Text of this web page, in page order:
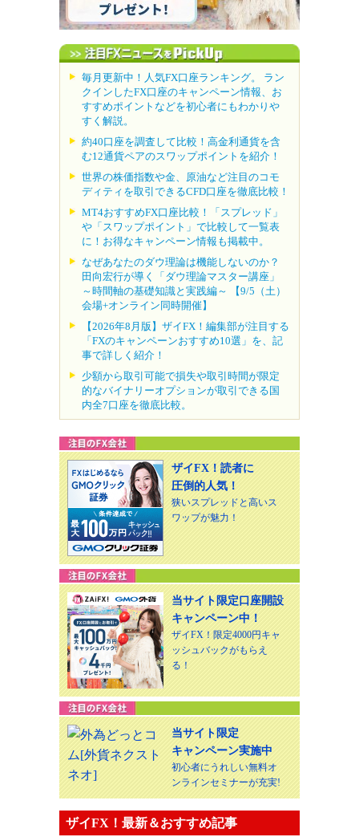
毎月更新中！人気FX口座ランキング。 ラン
クインしたFX口座のキャンペーン情報、お
すすめポイントなどを初心者にもわかりや
すく解説。
約40口座を調査して比較！高金利通貨を含
む12通貨ペアのスワップポイントを紹介！
世界の株価指数や金、原油など注目のコモ
ディティを取引できるCFD口座を徹底比較！
MT4おすすめFX口座比較！「スプレッド」
や「スワップポイント」で比較して一覧表
に！お得なキャンペーン情報も掲載中。
なぜあなたのダウ理論は機能しないのか？
田向宏行が導く「ダウ理論マスター講座」
～時間軸の基礎知識と実践編～ 【9/5（土）
会場+オンライン同時開催】
【2026年8月版】ザイFX！編集部が注目する
「FXのキャンペーンおすすめ10選」を、記
事で詳しく紹介！
少額から取引可能で損失や取引時間が限定
的なバイナリーオプションが取引できる国
内全7口座を徹底比較。
ザイFX！読者に
圧倒的人気！
狭いスプレッドと高いス
ワップが魅力！
当サイト限定口座開設
キャンペーン中！
ザイFX！限定4000円キャ
ッシュバックがもらえ
る！
当サイト限定
キャンペーン実施中
初心者にうれしい無料オ
ンラインセミナーが充実!
ザイFX！最新＆おすすめ記事